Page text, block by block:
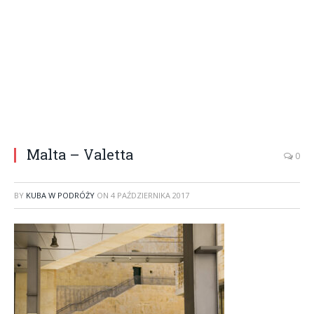
Malta – Valetta 0
BY KUBA W PODRÓŻY ON 4 PAŹDZIERNIKA 2017